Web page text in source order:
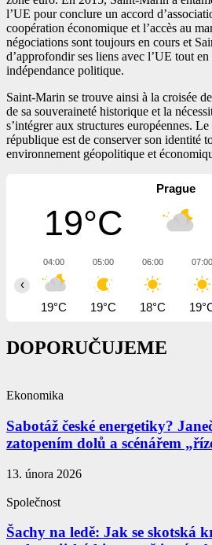
l’UE pour conclure un accord
coopération économique et l’accès au
négociations sont toujours en cours et
d’approfondir ses liens avec l’UE tout
indépendance politique.
Saint-Marin se trouve ainsi à la croisée
de sa souveraineté historique et la
s’intégrer aux structures européennes.
république est de conserver son identité
environnement géopolitique et
Prague
19°C
04:00
19°C
05:00
19°C
06:00
18°C
07:00
‹
DOPORUČUJEME
Ekonomika
Sabotáž české energetiky?
zatopením dolů a scénářem
13. února 2026
Společnost
Šachy na ledě: Jak se skotská